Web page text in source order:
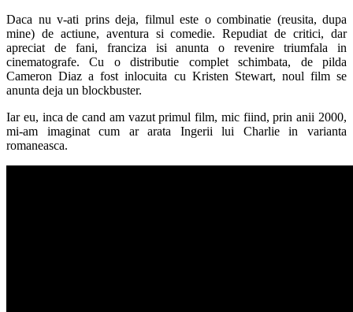
Daca nu v-ati prins deja, filmul este o combinatie (reusita, dupa
mine) de actiune, aventura si comedie. Repudiat de critici, dar
apreciat de fani, franciza isi anunta o revenire triumfala in
cinematografe. Cu o distributie complet schimbata, de pilda
Cameron Diaz a fost inlocuita cu Kristen Stewart, noul film se
anunta deja un blockbuster.
Iar eu, inca de cand am vazut primul film, mic fiind, prin anii 2000,
mi-am imaginat cum ar arata Ingerii lui Charlie in varianta
romaneasca.